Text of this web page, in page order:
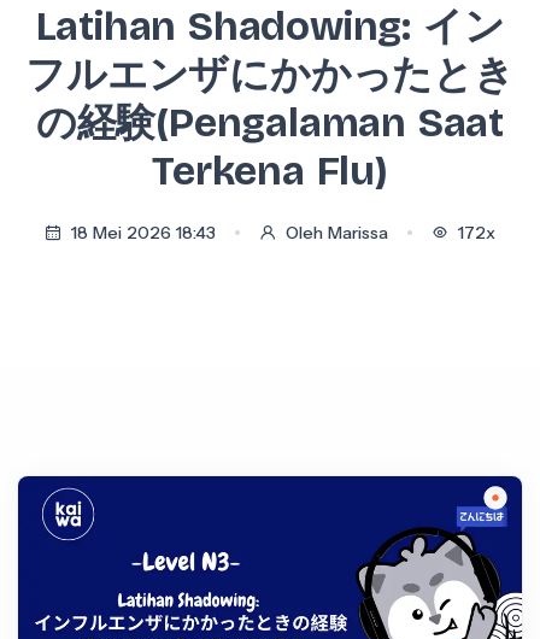
Latihan Shadowing: イン
フルエンザにかかったとき
の経験(Pengalaman Saat
Terkena Flu)
18 Mei 2026 18:43 Oleh Marissa 172x